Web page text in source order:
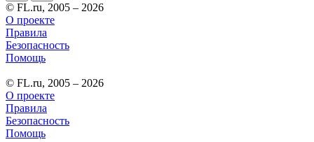
© FL.ru, 2005 – 2026
О проекте
Правила
Безопасность
Помощь
© FL.ru, 2005 – 2026
О проекте
Правила
Безопасность
Помощь